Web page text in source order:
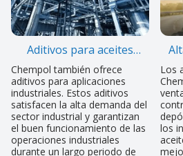
Aditivos para aceites
industriales
Chempol también ofrece
aditivos para aplicaciones
industriales. Estos aditivos
satisfacen la alta demanda del
sector industrial y garantizan
el buen funcionamiento de las
operaciones industriales
durante un largo periodo de
Los
los